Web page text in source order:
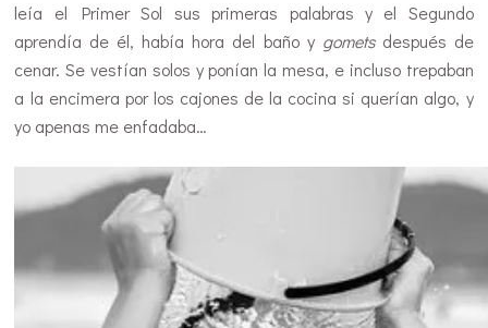
leía el Primer Sol sus primeras palabras y el Segundo
aprendía de él, había hora del baño y gometsdespués de
cenar. Se vestían solos y ponían la mesa, e incluso trepaban
a la encimera por los cajones de la cocina si querían algo, y
yo apenas me enfadaba…